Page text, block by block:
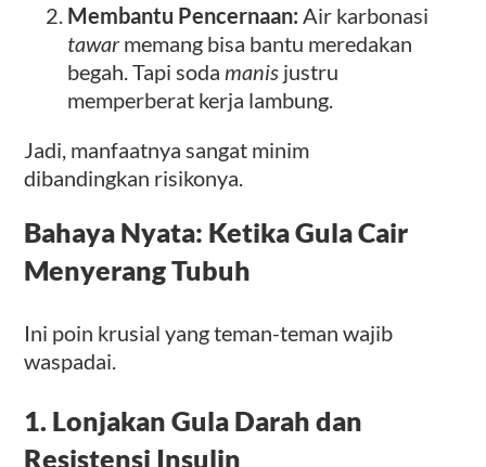
Membantu Pencernaan: Air karbonasi
tawarmemang bisa bantu meredakan
begah. Tapi soda manis justru
memperberat kerja lambung.
Jadi, manfaatnya sangat minim
dibandingkan risikonya.
Bahaya Nyata: Ketika Gula Cair
Menyerang Tubuh
Ini poin krusial yang teman-teman wajib
waspadai.
1. Lonjakan Gula Darah dan
Resistensi Insulin